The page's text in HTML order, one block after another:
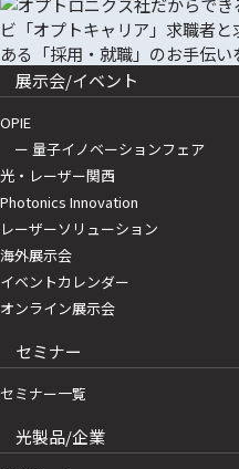
展示会/イベント
OPIE
ー 量子イノベーションフェア
光・レーザー関西
Photonics Innovation
レーザーソリューション
海外展示会
イベントカレンダー
オンライン展示会
セミナー
セミナー一覧
光製品/企業